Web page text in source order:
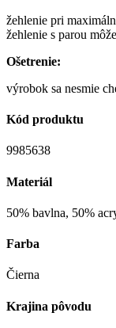
žehlenie pri
žehlenie s parou
Ošetrenie:
výrobok sa nesmie
Kód produktu
9985638
Materiál
50% bavlna, 50%
Farba
Čierna
Krajina pôvodu